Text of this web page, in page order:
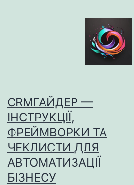
CRMГАЙДЕР —
ІНСТРУКЦІЇ,
ФРЕЙМВОРКИ ТА
ЧЕКЛИСТИ ДЛЯ
АВТОМАТИЗАЦІЇ
БІЗНЕСУ